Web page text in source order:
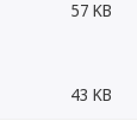
57 KB
43 KB